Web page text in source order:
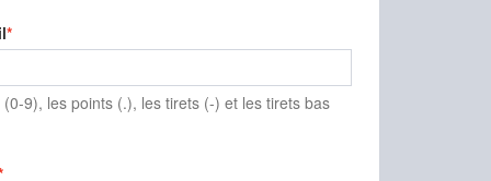
9), les points (.), les tirets (-) et les tirets bas